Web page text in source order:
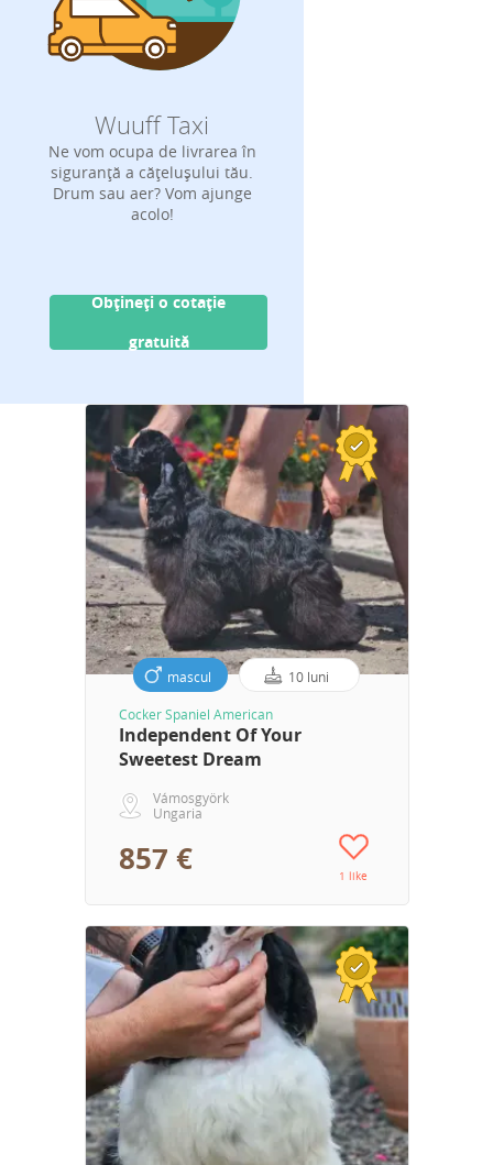
Wuuff Taxi
Ne vom ocupa de livrarea în
siguranță a cățelușului tău.
Drum sau aer? Vom ajunge
acolo!
Obțineți o cotație
gratuită
mascul 10 luni
Cocker Spaniel American
Independent Of Your
Sweetest Dream
Vámosgyörk
Ungaria
857 € 1 like